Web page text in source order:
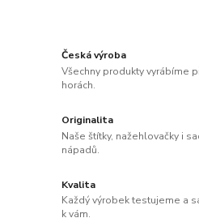
Česká výroba
Všechny produkty vyrábíme
horách.
Originalita
Naše štítky, nažehlovačky i
nápadů.
Kvalita
Každý výrobek testujeme a
k vám.